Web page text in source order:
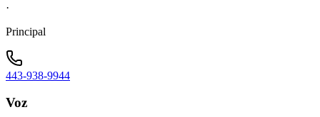
·
Principal
443-938-9944
Voz